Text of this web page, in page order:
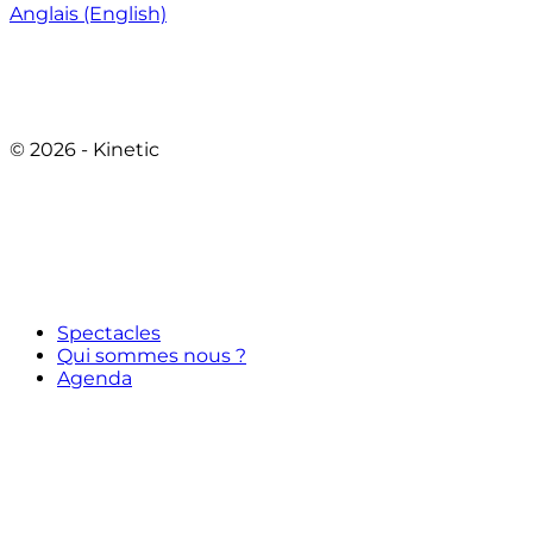
Anglais (English)
© 2026 - Kinetic
Spectacles
Qui sommes nous ?
Agenda